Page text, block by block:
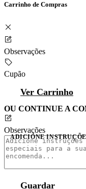
Carrinho de Compras
Observações
Cupão
Ver Carrinho
OU CONTINUE A
Observações
ADICIONE
Guardar